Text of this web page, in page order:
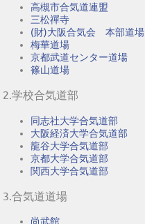
高槻市合気道連盟
三松禪寺
(財)大阪合気会 本部道場
梅華道場
京都武道センター道場
篠山道場
2.学校合気道部
同志社大学合気道部
大阪経済大学合気道部
龍谷大学合気道部
京都大学合気道部
関西大学合気道部
3.合気道道場
尚武館